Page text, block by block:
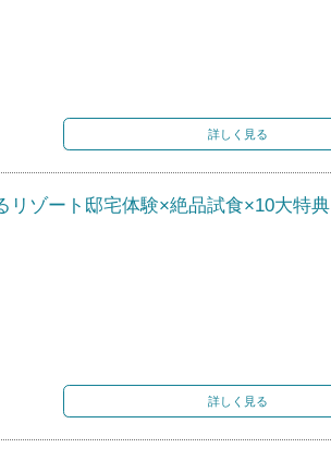
詳しく見る
ゾート邸宅体験×絶品試食×10大特典
詳しく見る